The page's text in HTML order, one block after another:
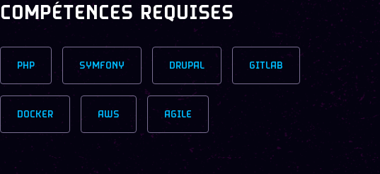
COMPÉTENCES REQUISES
PHP SYMFONY DRUPAL GITLAB
DOCKER AWS AGILE